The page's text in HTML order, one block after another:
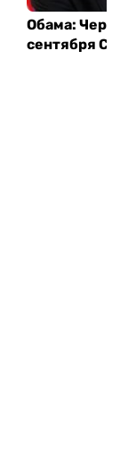
Обама:
сентября